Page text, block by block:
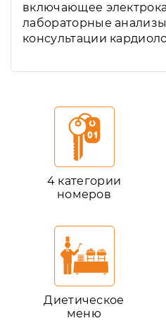
включающее
лабораторные
консультации
4 категории
номеров
Диетическое
меню